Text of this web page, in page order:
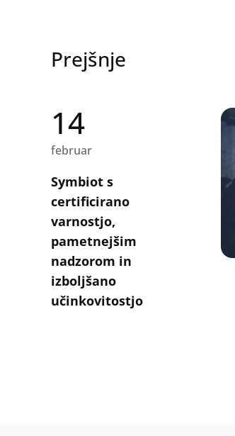
Prejšnje
14
februar
Symbiot s
certificirano
varnostjo,
pametnejšim
nadzorom in
izboljšano
učinkovitostjo